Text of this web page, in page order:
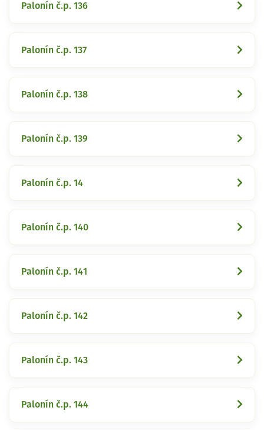
Palonín č.p. 136
Palonín č.p. 137
Palonín č.p. 138
Palonín č.p. 139
Palonín č.p. 14
Palonín č.p. 140
Palonín č.p. 141
Palonín č.p. 142
Palonín č.p. 143
Palonín č.p. 144